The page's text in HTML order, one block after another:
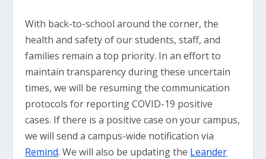
With back-to-school around the corner, the
health and safety of our students, staff, and
families remain a top priority. In an effort to
maintain transparency during these uncertain
times, we will be resuming the communication
protocols for reporting COVID-19 positive
cases. If there is a positive case on your campus,
we will send a campus-wide notification via
Remind. We will also be updating the Leander